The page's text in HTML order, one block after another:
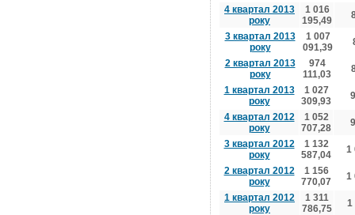
4 квартал 2013
року
1 016
195,49
3 квартал 2013
року
1 007
091,39
2 квартал 2013
року
974
111,03
1 квартал 2013
року
1 027
309,93
4 квартал 2012
року
1 052
707,28
3 квартал 2012
року
1 132
587,04
1
2 квартал 2012
року
1 156
770,07
1
1 квартал 2012
року
1 311
786,75
1